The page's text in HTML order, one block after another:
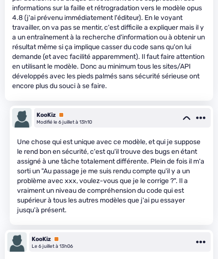
informations sur la faille et rétrogradation vers le modèle opus
4.8 (j'ai prévenu immédiatement l'éditeur). En le voyant
travailler, on va pas se mentir, c'est difficile a expliquer mais il y
a un entraînement à la recherche d'information ou à obtenir un
résultat même si ça implique casser du code sans qu'on lui
demande (et avec facilité apparemment). Il faut faire attention
en utilisant le modèle. Donc au minimum tous les sites/API
développés avec les pieds palmés sans sécurité sérieuse ont
encore plus du souci à se faire.
KooKiz
Premium
Modifié le 6 juillet à 13h10
Une chose qui est unique avec ce modèle, et qui je suppose
le rend bon en sécurité, c'est qu'il trouve des bugs en étant
assigné à une tâche totalement différente. Plein de fois il m'a
sorti un "Au passage je me suis rendu compte qu'il y a un
problème avec xxx, voulez-vous que je le corrige ?". Il a
vraiment un niveau de compréhension du code qui est
supérieur à tous les autres modèles que j'ai pu essayer
jusqu'à présent.
KooKiz
Premium
Le 6 juillet à 13h06